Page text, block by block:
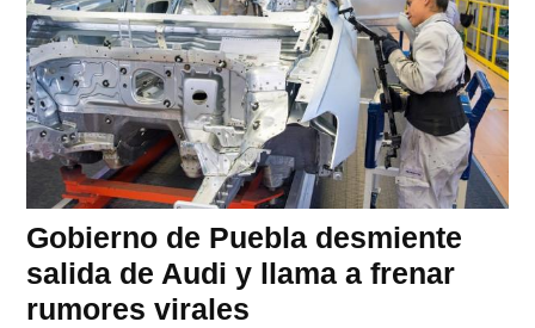
Gobierno de Puebla desmiente
salida de Audi y llama a frenar
rumores virales